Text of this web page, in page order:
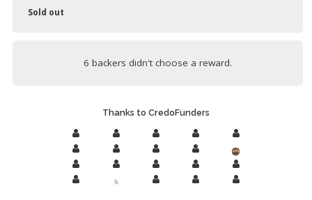
Sold out
6 backers didn't choose a reward.
Thanks to CredoFunders